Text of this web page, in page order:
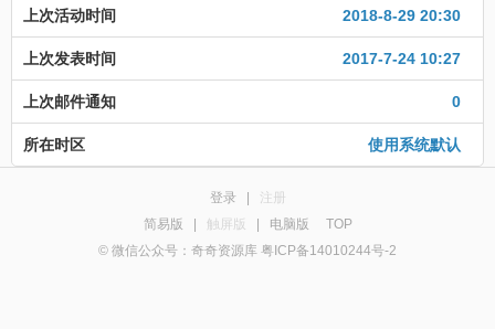
2018-8-29 20:30
上次活动时间
2017-7-24 10:27
上次发表时间
0
上次邮件通知
使用系统默认
所在时区
登录
注册
简易版
触屏版 电脑版
TOP
© 微信公众号：奇奇资源库 粤ICP备14010244号-2